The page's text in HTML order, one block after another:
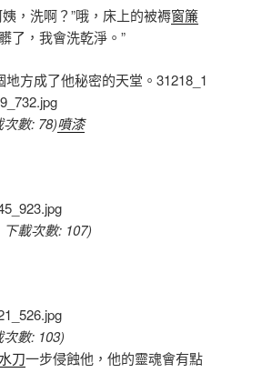
姨，洗啊？”哦，床上的被褥窗簾
了，我會洗乾淨。”
地方成了他秘密的天堂。31218_1
數: 78)噴漆
載次數: 107)
數: 103)
水刀一步侵蝕他，他的靈魂會有點